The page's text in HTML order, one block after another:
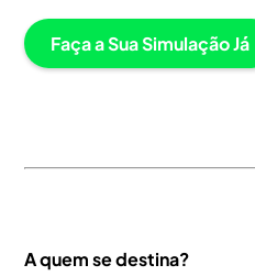
Faça a Sua Simulação Já
A quem se destina?